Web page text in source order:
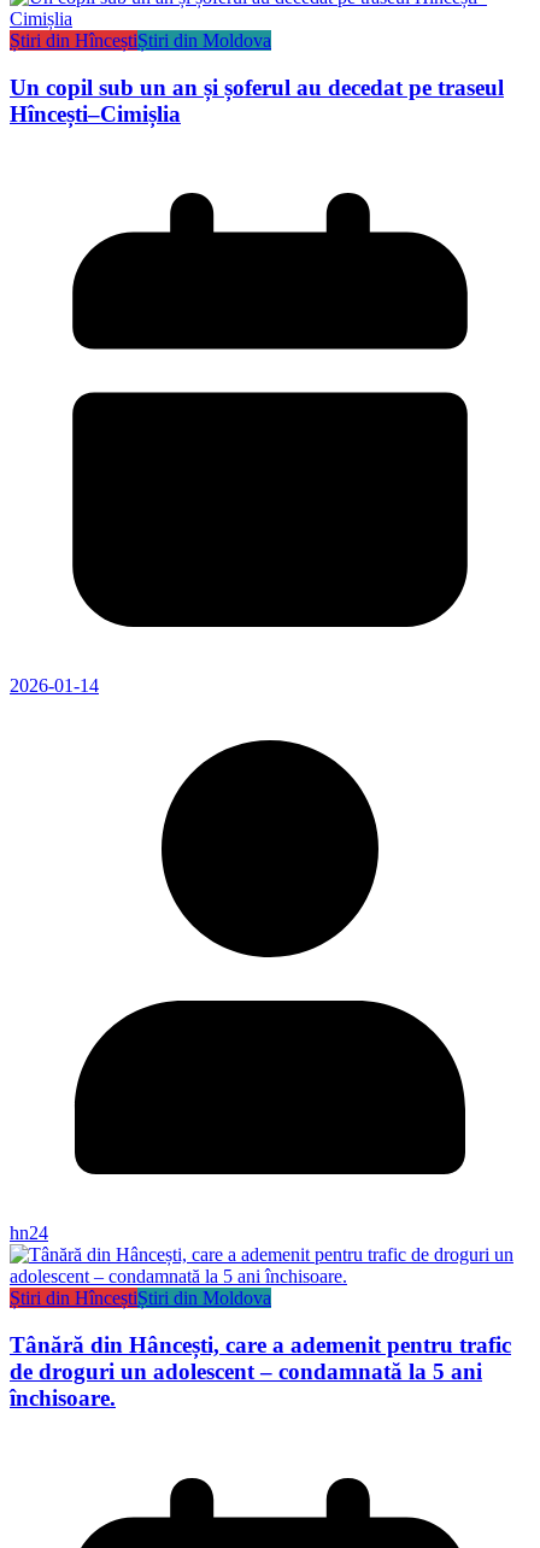
Știri din HînceștiȘtiri din Moldova
Un copil sub un an și șoferul au decedat pe traseul
Hîncești–Cimișlia
2026-01-14
hn24
Știri din HînceștiȘtiri din Moldova
Tânără din Hâncești, care a ademenit pentru trafic
de droguri un adolescent – condamnată la 5 ani
închisoare.